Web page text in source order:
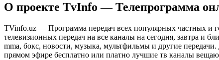
О проекте TvInfo — Телепрограмма
TVinfo.uz — Программа передач всех популярных частных и
телевизионных передач на все каналы на сегодня, завтра и
mma, бокс, новости, музыка, мультфильмы и другие
прямом эфире бесплатно или платно лучшие тв каналы